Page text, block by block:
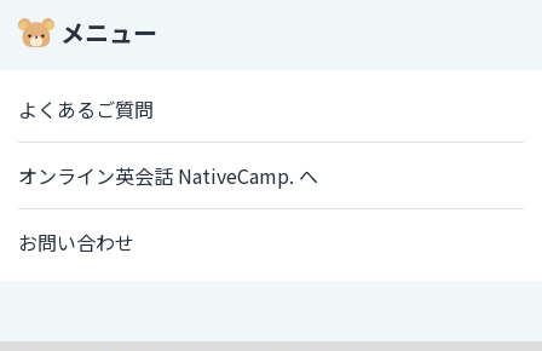
メニュー
よくあるご質問
オンライン英会話 NativeCamp. へ
お問い合わせ